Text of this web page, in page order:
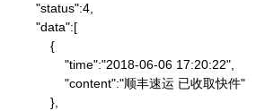
        "status":4,
        "data":[
            {
                "time":"2018-06-06 17:20:22",
                "content":"顺丰速运 已收取快件"
            },